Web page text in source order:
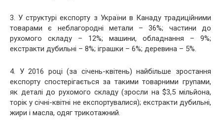
3. У структурі експорту з України в Канаду традиційними
товарами є неблагородні метали – 36%; частини до
рухомого складу – 12%; машини, обладнання – 9%;
екстракти дубильні – 8%; іграшки – 6%; деревина – 5%.
4. У 2016 році (за січень-квітень) найбільше зростання
експорту спостерігається за такими товарними групами,
як деталі до рухомого складу (зросли на $3,5 мільйона,
торік у січні-квітні не експортувалися); екстракти дубильні,
жири і масла, одяг трикотажний.